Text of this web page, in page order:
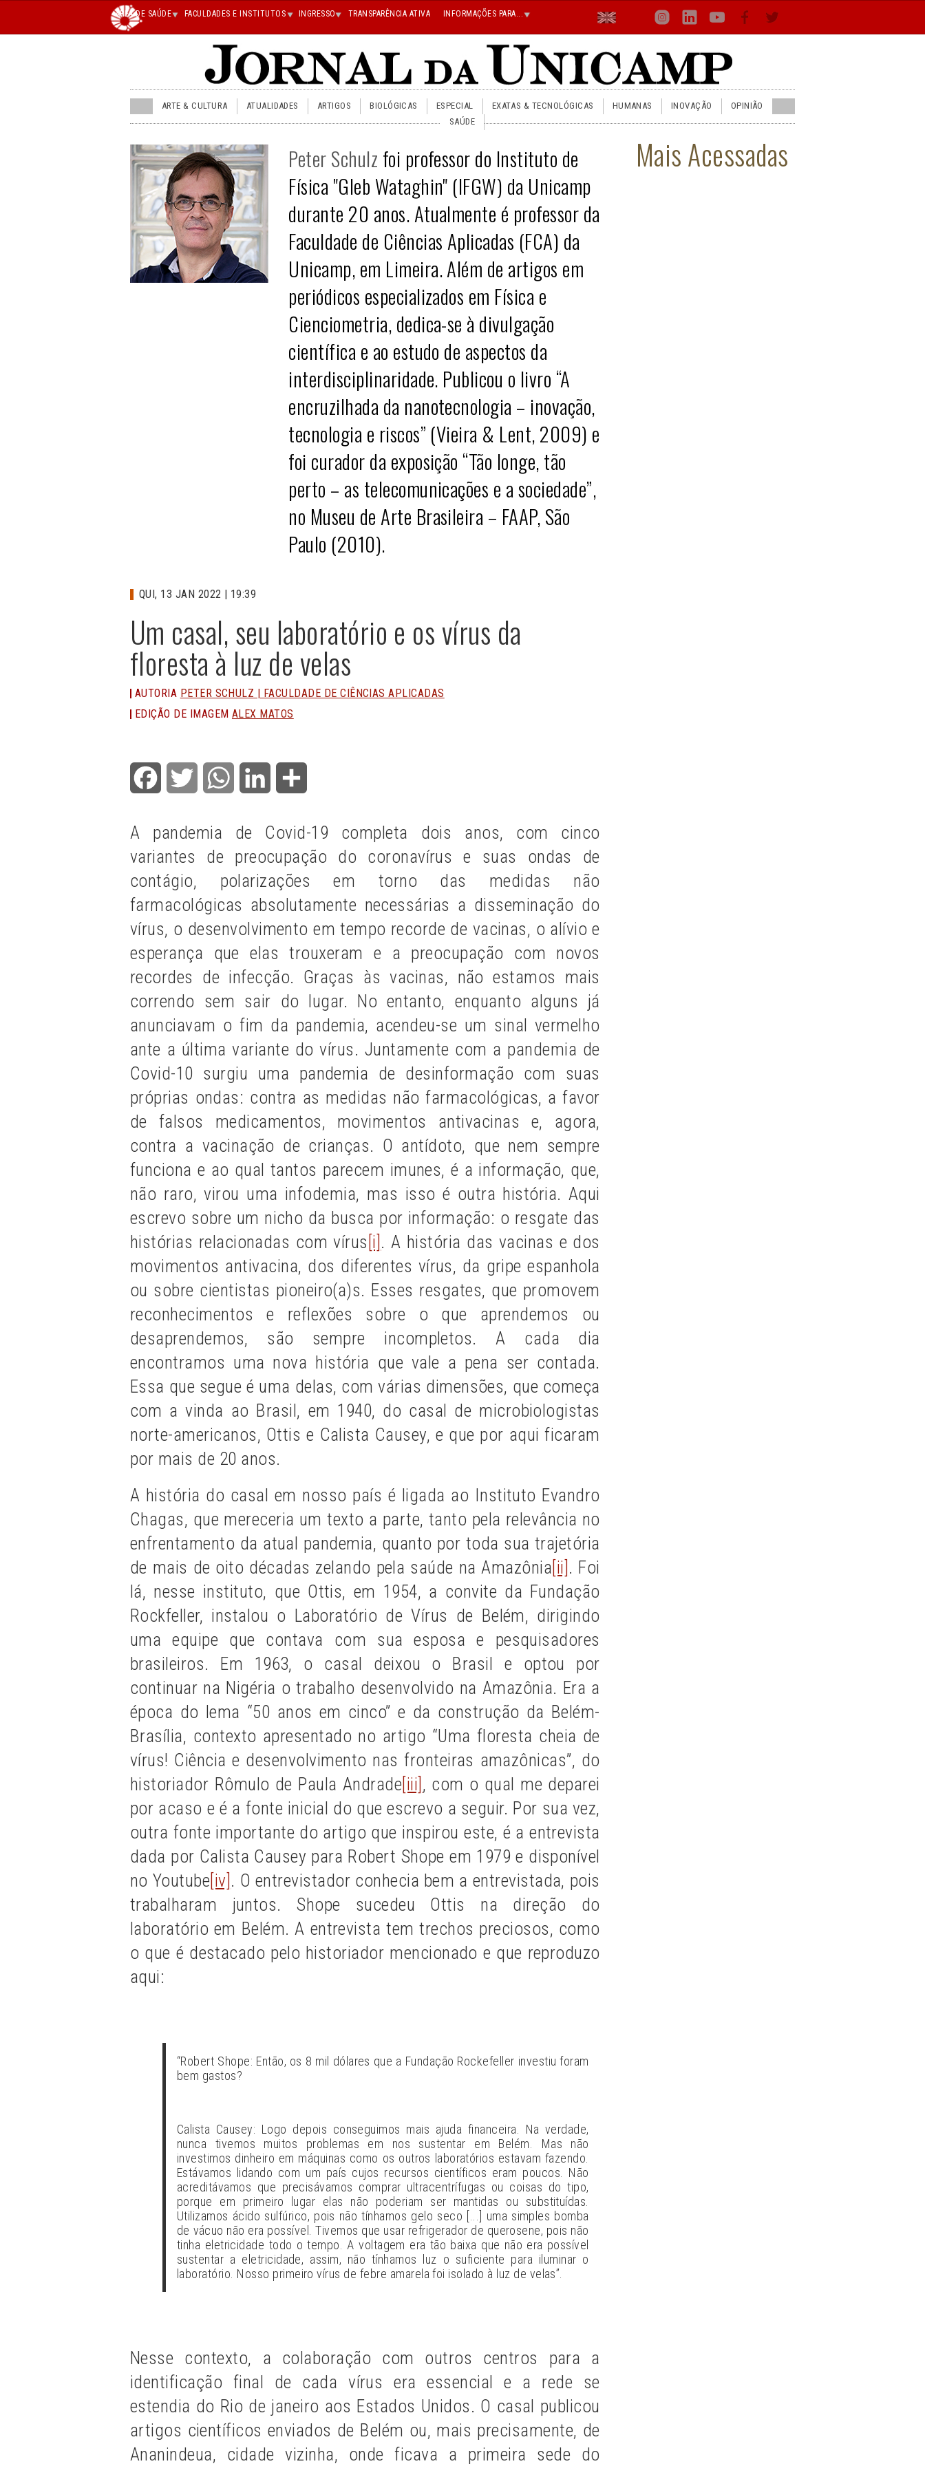
Main
superior
ÁREA DE SAÚDE FACULDADES E INSTITUTOS INGRESSO TRANSPARÊNCIA ATIVA INFORMAÇÕES PARA... Menu
Superior
Direito
En Inst Lin You Face Twit
JU
menu
superior
ARTE & CULTURA ATUALIDADES ARTIGOS BIOLÓGICAS ESPECIAL EXATAS & TECNOLÓGICAS HUMANAS INOVAÇÃO
OPINIÃO
SAÚDE
Peter Schulz foi professor do Instituto de
Física "Gleb Wataghin" (IFGW) da Unicamp
durante 20 anos. Atualmente é professor da
Faculdade de Ciências Aplicadas (FCA) da
Unicamp, em Limeira. Além de artigos em
periódicos especializados em Física e
Cienciometria, dedica-se à divulgação
científica e ao estudo de aspectos da
interdisciplinaridade. Publicou o livro “A
encruzilhada da nanotecnologia – inovação,
tecnologia e riscos” (Vieira & Lent, 2009) e
foi curador da exposição “Tão longe, tão
perto – as telecomunicações e a sociedade”,
no Museu de Arte Brasileira – FAAP, São
Paulo (2010).
Um casal, seu laboratório e os vírus da
floresta à luz de velas
QUI, 13 JAN 2022 | 19:39
AUTORIA PETER SCHULZ | FACULDADE DE CIÊNCIAS APLICADAS
EDIÇÃO DE IMAGEM ALEX MATOS
Facebook Twitter WhatsApp LinkedIn
A pandemia de Covid-19 completa dois anos, com cinco
variantes de preocupação do coronavírus e suas ondas de
contágio, polarizações em torno das medidas não
farmacológicas absolutamente necessárias a disseminação do
vírus, o desenvolvimento em tempo recorde de vacinas, o alívio e
esperança que elas trouxeram e a preocupação com novos
recordes de infecção. Graças às vacinas, não estamos mais
correndo sem sair do lugar. No entanto, enquanto alguns já
anunciavam o fim da pandemia, acendeu-se um sinal vermelho
ante a última variante do vírus. Juntamente com a pandemia de
Covid-10 surgiu uma pandemia de desinformação com suas
próprias ondas: contra as medidas não farmacológicas, a favor
de falsos medicamentos, movimentos antivacinas e, agora,
contra a vacinação de crianças. O antídoto, que nem sempre
funciona e ao qual tantos parecem imunes, é a informação, que,
não raro, virou uma infodemia, mas isso é outra história. Aqui
escrevo sobre um nicho da busca por informação: o resgate das
histórias relacionadas com vírus [i]. A história das vacinas e dos
movimentos antivacina, dos diferentes vírus, da gripe espanhola
ou sobre cientistas pioneiro(a)s. Esses resgates, que promovem
reconhecimentos e reflexões sobre o que aprendemos ou
desaprendemos, são sempre incompletos. A cada dia
encontramos uma nova história que vale a pena ser contada.
Essa que segue é uma delas, com várias dimensões, que começa
com a vinda ao Brasil, em 1940, do casal de microbiologistas
norte-americanos, Ottis e Calista Causey, e que por aqui ficaram
por mais de 20 anos.
A história do casal em nosso país é ligada ao Instituto Evandro
Chagas, que mereceria um texto a parte, tanto pela relevância no
enfrentamento da atual pandemia, quanto por toda sua trajetória
de mais de oito décadas zelando pela saúde na Amazônia[ii]. Foi
lá, nesse instituto, que Ottis, em 1954, a convite da Fundação
Rockfeller, instalou o Laboratório de Vírus de Belém, dirigindo
uma equipe que contava com sua esposa e pesquisadores
brasileiros. Em 1963, o casal deixou o Brasil e optou por
continuar na Nigéria o trabalho desenvolvido na Amazônia. Era a
época do lema “50 anos em cinco” e da construção da Belém-
Brasília, contexto apresentado no artigo “Uma floresta cheia de
vírus! Ciência e desenvolvimento nas fronteiras amazônicas”, do
historiador Rômulo de Paula Andrade[iii], com o qual me deparei
por acaso e é a fonte inicial do que escrevo a seguir. Por sua vez,
outra fonte importante do artigo que inspirou este, é a entrevista
dada por Calista Causey para Robert Shope em 1979 e disponível
no Youtube[iv]. O entrevistador conhecia bem a entrevistada, pois
trabalharam juntos. Shope sucedeu Ottis na direção do
laboratório em Belém. A entrevista tem trechos preciosos, como
o que é destacado pelo historiador mencionado e que reproduzo
aqui:
“Robert Shope: Então, os 8 mil dólares que a Fundação Rockefeller investiu foram
bem gastos?
Calista Causey: Logo depois conseguimos mais ajuda financeira. Na verdade,
nunca tivemos muitos problemas em nos sustentar em Belém. Mas não
investimos dinheiro em máquinas como os outros laboratórios estavam fazendo.
Estávamos lidando com um país cujos recursos científicos eram poucos. Não
acreditávamos que precisávamos comprar ultracentrífugas ou coisas do tipo,
porque em primeiro lugar elas não poderiam ser mantidas ou substituídas.
Utilizamos ácido sulfúrico, pois não tínhamos gelo seco [...] uma simples bomba
de vácuo não era possível. Tivemos que usar refrigerador de querosene, pois não
tinha eletricidade todo o tempo. A voltagem era tão baixa que não era possível
sustentar a eletricidade, assim, não tínhamos luz o suficiente para iluminar o
laboratório. Nosso primeiro vírus de febre amarela foi isolado à luz de velas”.
Nesse contexto, a colaboração com outros centros para a
identificação final de cada vírus era essencial e a rede se
estendia do Rio de janeiro aos Estados Unidos. O casal publicou
artigos científicos enviados de Belém ou, mais precisamente, de
Ananindeua, cidade vizinha, onde ficava a primeira sede do
Mais Acessadas